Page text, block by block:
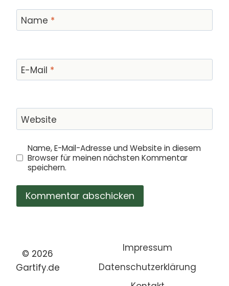
Name *
E-Mail *
Website
Name, E-Mail-Adresse und Website in diesem
Browser für meinen nächsten Kommentar
speichern.
© 2026
Gartify.de
Impressum
Datenschutzerklärung